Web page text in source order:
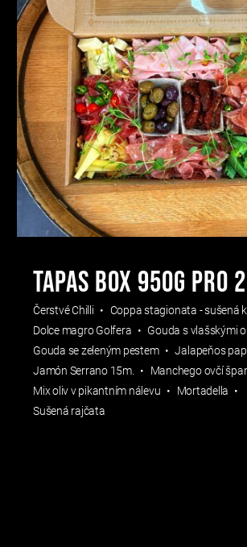
Tapas box 950g pro
Čerstvé Chilli
Coppa stagionata - sušená
Dolce magro Golfera
Gouda s vlašskými
Gouda se zeleným pestem
Jalapeňos
Jamón Serrano 15m.
Manchego ovčí
Mix oliv v pikantním nálevu
Mortadella
Sušená rajčata